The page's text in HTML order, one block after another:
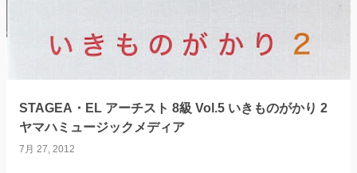
STAGEA・EL アーチスト 8級 Vol.5 いきものがかり 2
ヤマハミュージックメディア
7月 27, 2012